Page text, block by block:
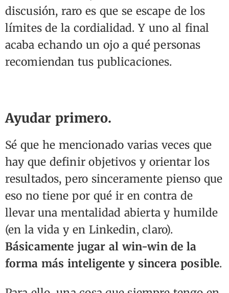
discusión, raro es que se escape de los
límites de la cordialidad. Y uno al final
acaba echando un ojo a qué personas
recomiendan tus publicaciones.
Ayudar primero.
Sé que he mencionado varias veces que
hay que definir objetivos y orientar los
resultados, pero sinceramente pienso que
eso no tiene por qué ir en contra de
llevar una mentalidad abierta y humilde
(en la vida y en Linkedin, claro).
Básicamente jugar al win-win de la
forma más inteligente y sincera posible.